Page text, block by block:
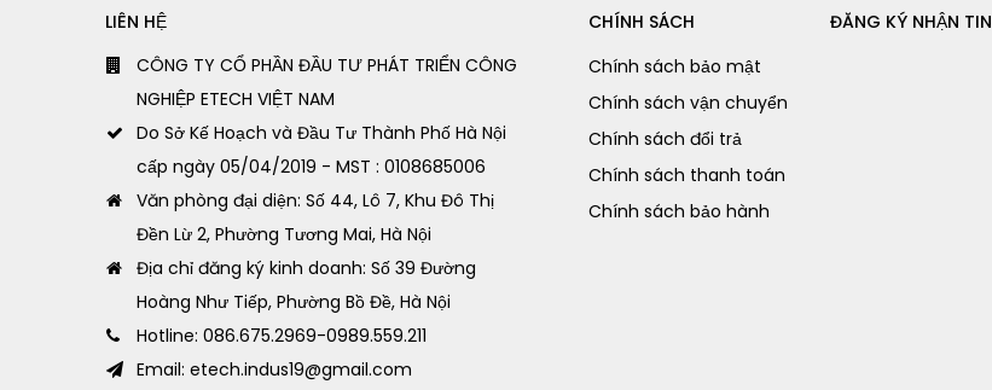
LIÊN HỆ
CÔNG TY CỔ PHẦN ĐẦU TƯ PHÁT TRIỂN CÔNG
NGHIỆP ETECH VIỆT NAM
Do Sở Kế Hoạch và Đầu Tư Thành Phố Hà Nội
cấp ngày 05/04/2019 - MST : 0108685006
Văn phòng đại diện: Số 44, Lô 7, Khu Đô Thị
Đền Lừ 2, Phường Tương Mai, Hà Nội
Địa chỉ đăng ký kinh doanh: Số 39 Đường
Hoàng Như Tiếp, Phường Bồ Đề, Hà Nội
Hotline: 086.675.2969-0989.559.211
Email: etech.indus19@gmail.com
CHÍNH SÁCH
Chính sách bảo mật
Chính sách vận chuyển
Chính sách đổi trả
Chính sách thanh toán
Chính sách bảo hành
ĐĂNG KÝ NHẬN TIN